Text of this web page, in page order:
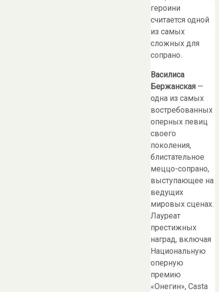
героини
считается одной
из самых
сложных для
сопрано.
Василиса
Бержанская —
одна из самых
востребованных
оперных певиц
своего
поколения,
блистательное
меццо-сопрано,
выступающее на
ведущих
мировых сценах.
Лауреат
престижных
наград, включая
Национальную
оперную
премию
«Онегин», Casta